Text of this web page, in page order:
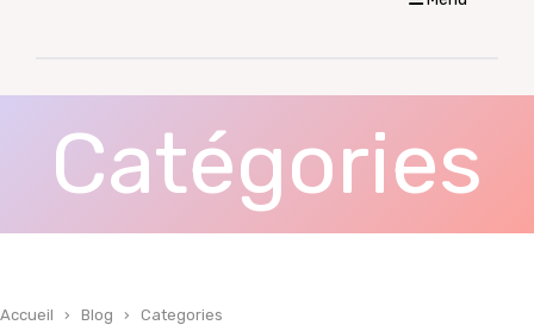
Catégories
Accueil › Blog › Categories